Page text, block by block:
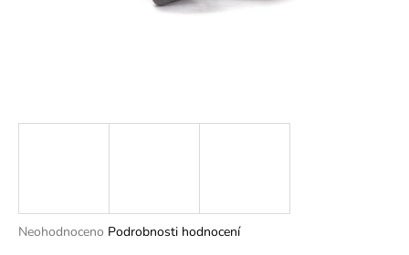
Průměrné
Neohodnoceno Podrobnosti hodnocení
?
HLEDAT